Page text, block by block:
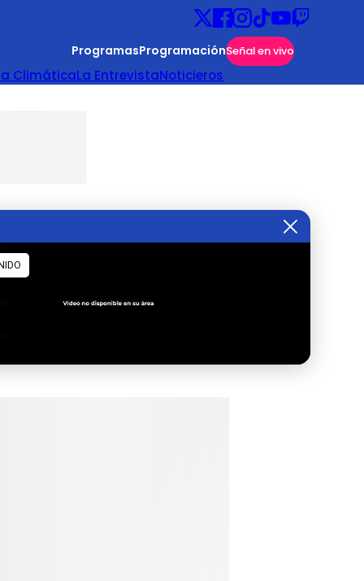
ProgramasProgramaciónSeñal en vivo
ClimáticaLa EntrevistaNoticieros